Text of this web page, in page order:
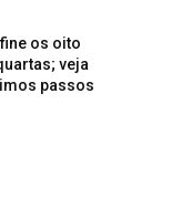
os oito
veja
passos